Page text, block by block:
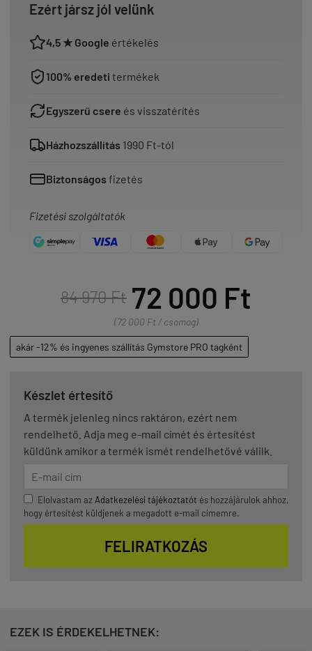
Ezért jársz jól velünk
4,5 ★ Google értékelés
100% eredeti termékek
Egyszerű csere és visszatérítés
Házhozszállítás 1990 Ft-tól
Biztonságosfizetés
Fizetési szolgáltatók
84 970 Ft 72 000 Ft
(72 000 Ft / csomag)
akár -12% és ingyenes szállítás Gymstore PRO tagként
Készlet értesítő
A termék jelenleg nincs raktáron, ezért nem
rendelhető. Adja meg e-mail címét és értesítést
küldünk amikor a termék ismét rendelhetővé válilk.
Elolvastam az Adatkezelési tájékoztatót és hozzájárulok ahhoz,
hogy értesítést küldjenek a megadott e-mail címemre.
FELIRATKOZÁS
EZEK IS ÉRDEKELHETNEK: